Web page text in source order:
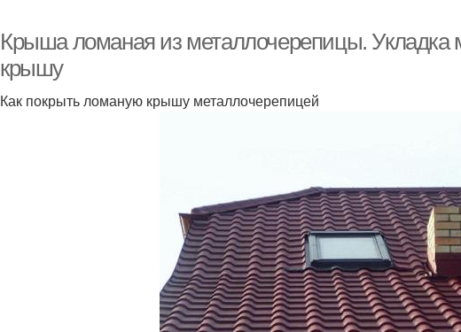
крыши
Крыша ломаная из металлочерепицы.
крышу
Как покрыть ломаную крышу металлочерепицей